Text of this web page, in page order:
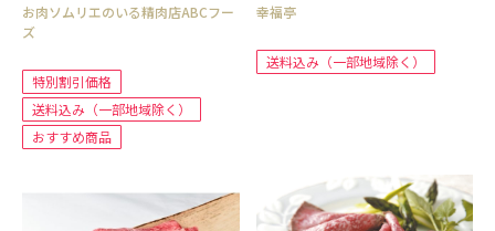
お肉ソムリエのいる精肉店ABCフー
ズ
特別割引価格
送料込み（一部地域除く）
おすすめ商品
幸福亭
送料込み（一部地域除く）